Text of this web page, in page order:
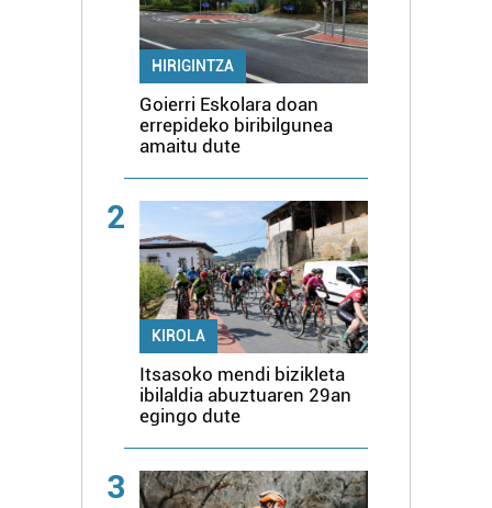
HIRIGINTZA
Goierri Eskolara doan
errepideko biribilgunea
amaitu dute
2
KIROLA
Itsasoko mendi bizikleta
ibilaldia abuztuaren 29an
egingo dute
3